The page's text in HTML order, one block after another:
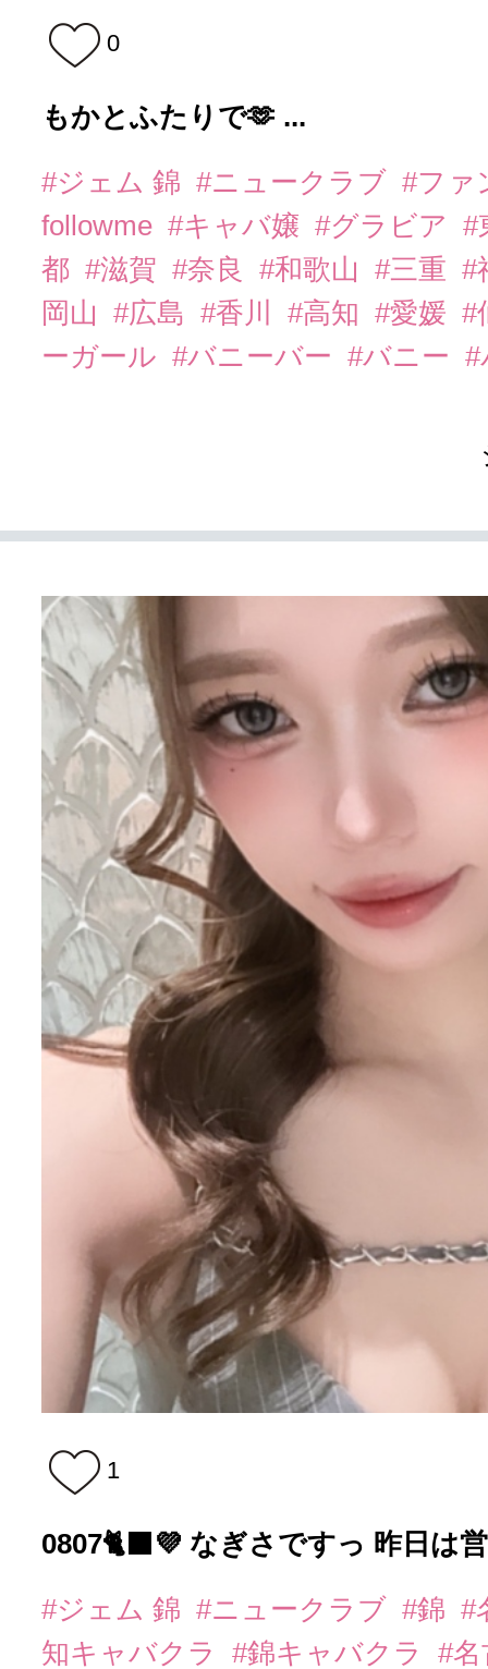
0
もかとふたりで🫶 ...
#ジェム 錦 #ニュークラブ #ファ
followme #キャバ嬢 #グラビア
#
都 #滋賀 #奈良 #和歌山 #三重 #
岡山
#広島 #香川 #高知 #愛媛 #
ーガール #バニーバー #バニー #
1
0807🐈‍⬛💜 なぎさですっ 昨日は
#ジェム 錦 #ニュークラブ #錦 #
知キャバクラ
#錦キャバクラ
#